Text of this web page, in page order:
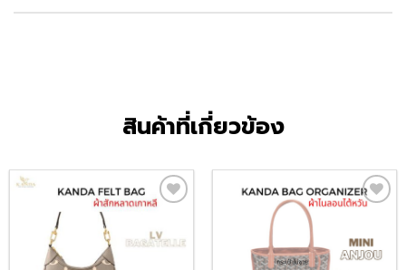
สินค้าที่เกี่ยวข้อง
to
wishlist wishlist